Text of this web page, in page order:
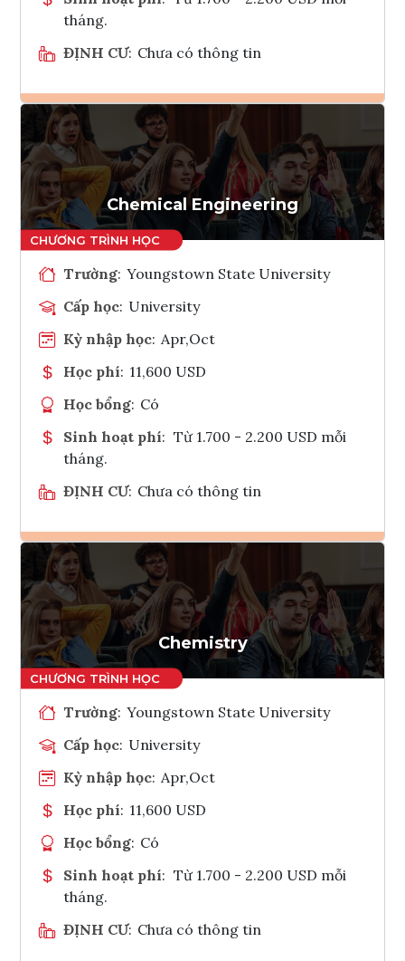
tháng.
ĐỊNH CƯ: Chưa có thông tin
Ghi danh
Tham vấn Interlink
Chemical Engineering
Trường: Youngstown State University
Cấp học: University
Kỳ nhập học: Apr,Oct
Học phí: 11,600 USD
Học bổng: Có
Sinh hoạt phí: Từ 1.700 - 2.200 USD mỗi
tháng.
ĐỊNH CƯ: Chưa có thông tin
Ghi danh
Tham vấn Interlink
Chemistry
Trường: Youngstown State University
Cấp học: University
Kỳ nhập học: Apr,Oct
Học phí: 11,600 USD
Học bổng: Có
Sinh hoạt phí: Từ 1.700 - 2.200 USD mỗi
tháng.
ĐỊNH CƯ: Chưa có thông tin